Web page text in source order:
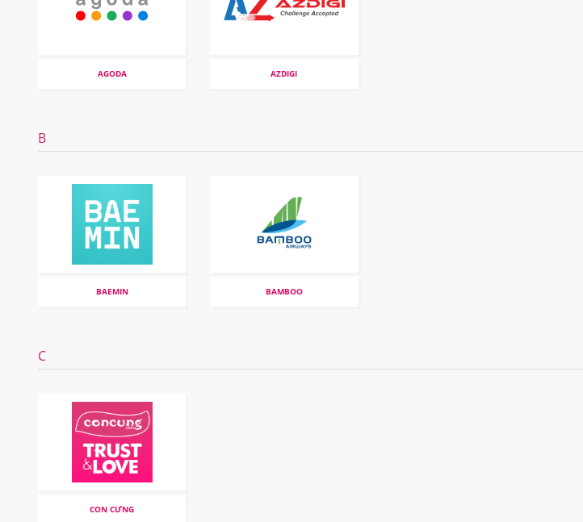
AGODA AZDIGI
B
BAEMIN BAMBOO
C
CON CƯNG